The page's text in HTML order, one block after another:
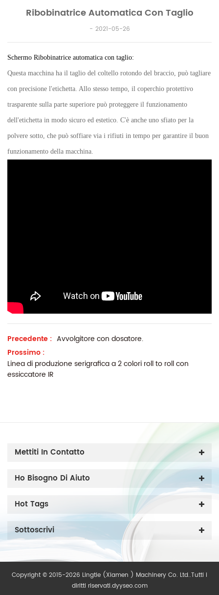
Ribobinatrice Automatica Con Taglio
2021-05-26
Schermo Ribobinatrice automatica con taglio:
Questa macchina ha il taglio del coltello rotondo del braccio, può tagliare
con precisione l'etichetta. Allo stesso tempo, il coperchio protettivo
trasparente sulla parte superiore può proteggere il funzionamento
dell'etichetta in modo sicuro ed estetico. C'è anche uno sfiato per la
polvere sotto, che può soffiare via i rifiuti in tempo per garantire il buon
funzionamento della macchina.
Precedente : Avvolgitore con dosatore.
Prossimo :
Linea di produzione serigrafica a 2 colori roll to roll con
essiccatore IR
Mettiti In Contatto
Ho Bisogno Di Aiuto
Hot Tags
Sottoscrivi
Copyright © 2015-2026 Lingtie (Xiamen ) Machinery Co. Ltd..Tutti i
diritti riservati.dyyseo.com